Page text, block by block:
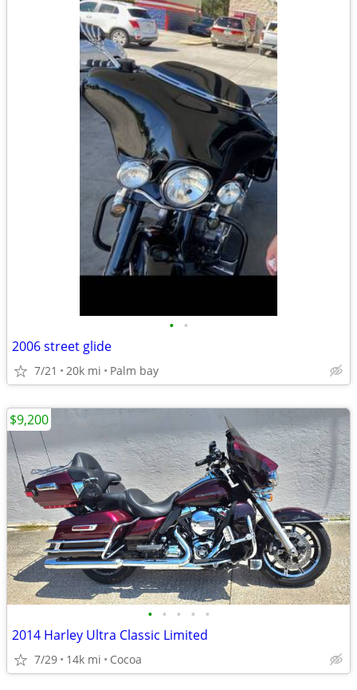
• •
2006 street glide
7/21 20k mi Palm bay
• • • • •
2014 Harley Ultra Classic Limited
7/29 14k mi Cocoa
$9,200